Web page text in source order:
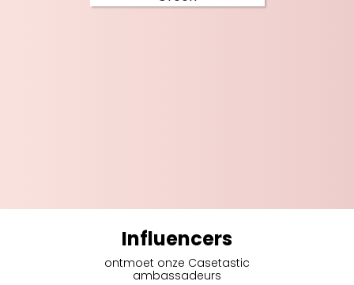
Influencers
ontmoet onze Casetastic
ambassadeurs